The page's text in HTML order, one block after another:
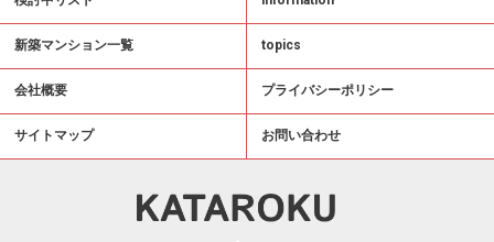
新築マンション一覧 topics
会社概要 プライバシーポリシー
サイトマップ お問い合わせ